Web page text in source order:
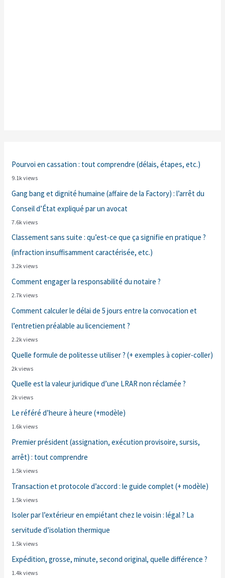
Pourvoi en cassation : tout comprendre (délais, étapes, etc.)
9.1k views
Gang bang et dignité humaine (affaire de la Factory) : l’arrêt du
Conseil d’État expliqué par un avocat
7.6k views
Classement sans suite : qu’est-ce que ça signifie en pratique ?
(infraction insuffisamment caractérisée, etc.)
3.2k views
Comment engager la responsabilité du notaire ?
2.7k views
Comment calculer le délai de 5 jours entre la convocation et
l’entretien préalable au licenciement ?
2.2k views
Quelle formule de politesse utiliser ? (+ exemples à copier-coller)
2k views
Quelle est la valeur juridique d’une LRAR non réclamée ?
2k views
Le référé d’heure à heure (+modèle)
1.6k views
Premier président (assignation, exécution provisoire, sursis,
arrêt) : tout comprendre
1.5k views
Transaction et protocole d’accord : le guide complet (+ modèle)
1.5k views
Isoler par l’extérieur en empiétant chez le voisin : légal ? La
servitude d’isolation thermique
1.5k views
Expédition, grosse, minute, second original, quelle différence ?
1.4k views